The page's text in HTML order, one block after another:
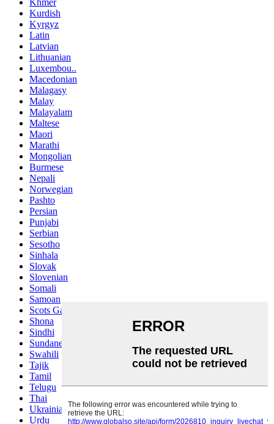
Khmer
Kurdish
Kyrgyz
Latin
Latvian
Lithuanian
Luxembou..
Macedonian
Malagasy
Malay
Malayalam
Maltese
Maori
Marathi
Mongolian
Burmese
Nepali
Norwegian
Pashto
Persian
Punjabi
Serbian
Sesotho
Sinhala
Slovak
Slovenian
Somali
Samoan
Scots Gaelic
Shona
Sindhi
Sundanese
Swahili
Tajik
Tamil
Telugu
Thai
Ukrainian
Urdu